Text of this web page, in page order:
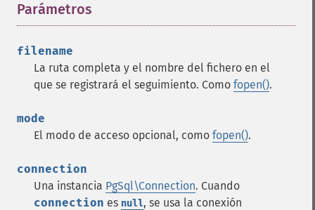
Parámetros
filename
La ruta completa y el nombre del fichero en el
que se registrará el seguimiento. Como fopen().
mode
El modo de acceso opcional, como fopen().
connection
Una instancia PgSql\Connection. Cuando
connection es null, se usa la conexión